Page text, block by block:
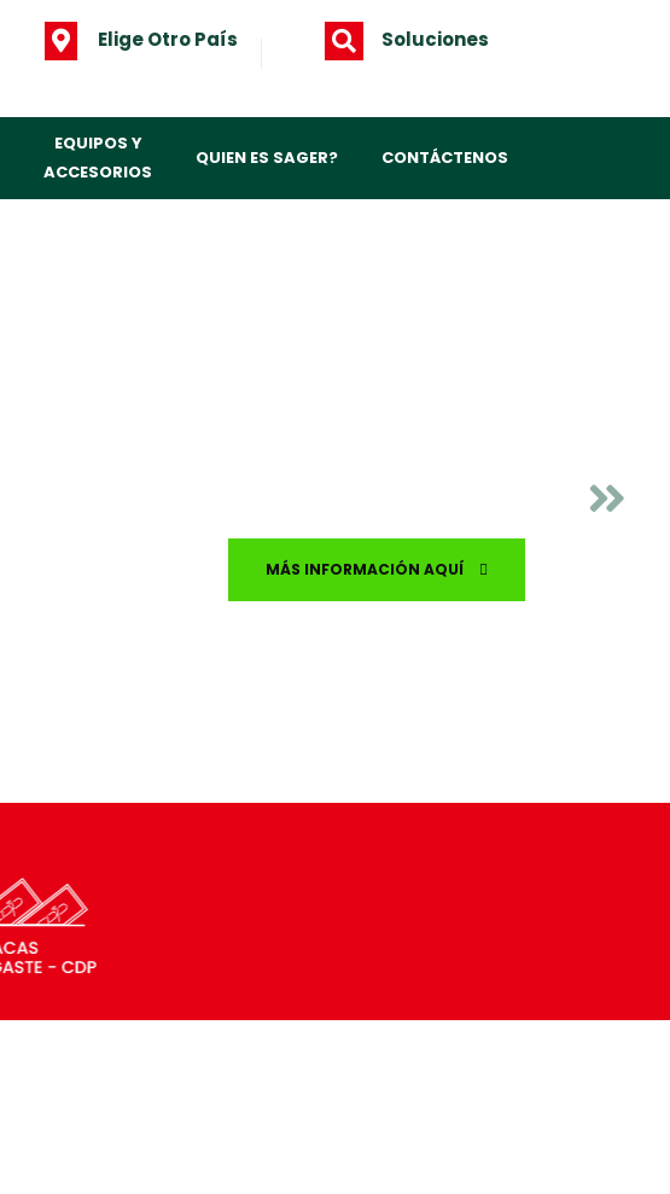
Elige Otro País Soluciones
EQUIPOS Y
ACCESORIOS
QUIEN ES SAGER? CONTÁCTENOS